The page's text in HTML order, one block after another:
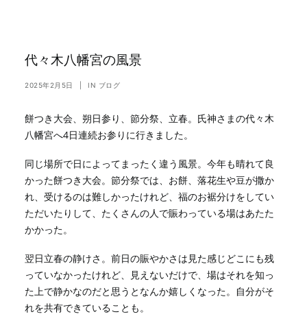
代々木八幡宮の風景
2025年2月5日 IN ブログ
餅つき大会、朔日参り、節分祭、立春。氏神さまの代々木
八幡宮へ4日連続お参りに行きました。
同じ場所で日によってまったく違う風景。今年も晴れて良
かった餅つき大会。節分祭では、お餅、落花生や豆が撒か
れ、受けるのは難しかったけれど、福のお裾分けをしてい
ただいたりして、たくさんの人で賑わっている場はあたた
かかった。
翌日立春の静けさ。前日の賑やかさは見た感じどこにも残
っていなかったけれど、見えないだけで、場はそれを知っ
た上で静かなのだと思うとなんか嬉しくなった。自分がそ
れを共有できていることも。